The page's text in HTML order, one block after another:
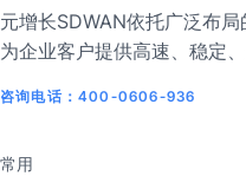
元增长SDWAN依托广泛布
为企业客户提供高速、稳定
咨询电话：400-0606-936
常用